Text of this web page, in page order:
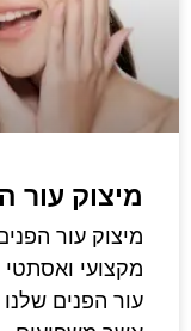
מיצוק עור
מיצוק עור
מקצועי
עור הפנים